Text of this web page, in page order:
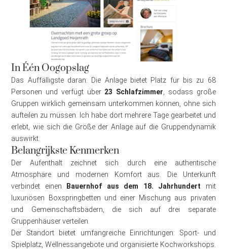
In Één Oogopslag
Das Auffälligste daran: Die Anlage bietet Platz für bis zu 68
Personen und verfügt über 23 Schlafzimmer , sodass große
Gruppen wirklich gemeinsam unterkommen können, ohne sich
aufteilen zu müssen. Ich habe dort mehrere Tage gearbeitet und
erlebt, wie sich die Größe der Anlage auf die Gruppendynamik
auswirkt.
Belangrijkste Kenmerken
Der Aufenthalt zeichnet sich durch eine authentische
Atmosphäre und modernen Komfort aus. Die Unterkunft
verbindet einen
Bauernhof aus dem 18. Jahrhundert mit
luxuriösen Boxspringbetten und einer Mischung aus privaten
und Gemeinschaftsbädern, die sich auf drei separate
Gruppenhäuser verteilen.
Der Standort bietet umfangreiche Einrichtungen: Sport- und
Spielplatz, Wellnessangebote und organisierte Kochworkshops.